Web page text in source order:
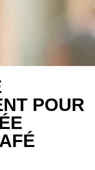
POUR